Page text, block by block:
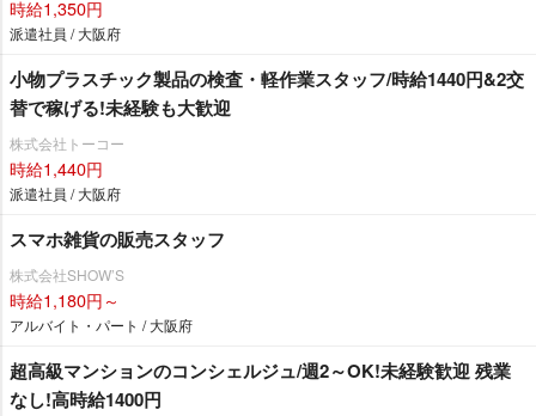
時給1,350円
派遣社員 / 大阪府
小物プラスチック製品の検査・軽作業スタッフ/時給1440円&2交
替で稼げる!未経験も大歓迎
株式会社トーコー
時給1,440円
派遣社員 / 大阪府
スマホ雑貨の販売スタッフ
株式会社SHOW’S
時給1,180円～
アルバイト・パート / 大阪府
超高級マンションのコンシェルジュ/週2～OK!未経験歓迎 残業
なし!高時給1400円